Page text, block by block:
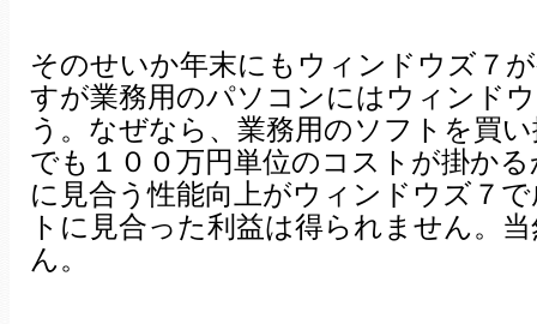
そのせいか年末にもウィンドウズ７
すが業務用のパソコンにはウィンド
う。なぜなら、業務用のソフトを買
でも１００万円単位のコストが掛か
に見合う性能向上がウィンドウズ７
トに見合った利益は得られません。
ん。